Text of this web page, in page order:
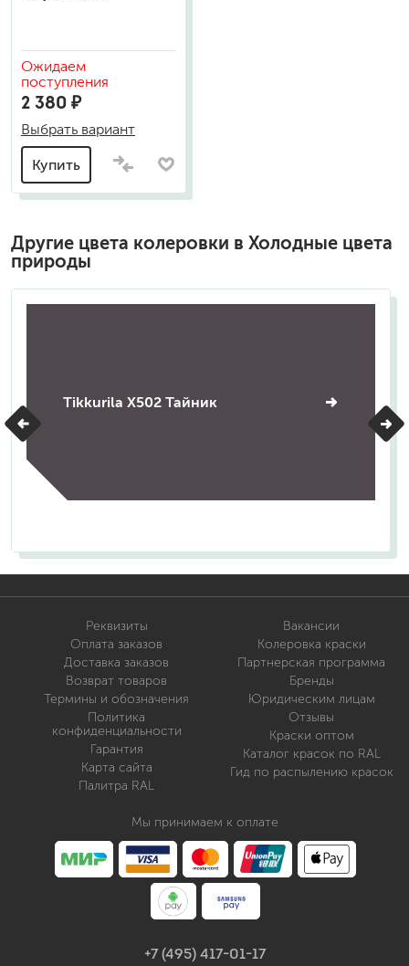
Ожидаем
поступления
2 380 ₽
Выбрать вариант
Купить
Другие цвета колеровки в Холодные цвета
природы
Tikkurila X502 Тайник
Реквизиты
Оплата заказов
Доставка заказов
Возврат товаров
Термины и обозначения
Политика
конфиденциальности
Гарантия
Карта сайта
Палитра RAL
Вакансии
Колеровка краски
Партнерская программа
Бренды
Юридическим лицам
Отзывы
Краски оптом
Каталог красок по RAL
Гид по распылению красок
Мы принимаем к оплате
+7 (495) 417-01-17